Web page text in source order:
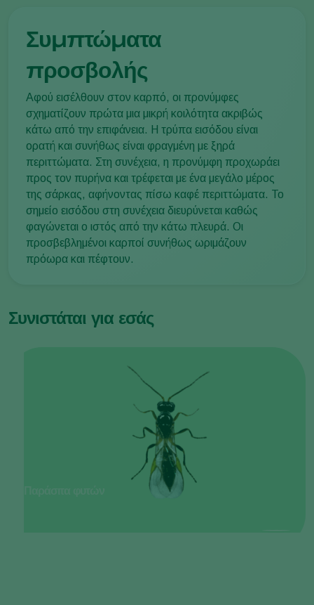
Συμπτώματα
προσβολής
Αφού εισέλθουν στον καρπό, οι προνύμφες
σχηματίζουν πρώτα μια μικρή κοιλότητα ακριβώς
κάτω από την επιφάνεια. Η τρύπα εισόδου είναι
ορατή και συνήθως είναι φραγμένη με ξηρά
περιττώματα. Στη συνέχεια, η προνύμφη προχωράει
προς τον πυρήνα και τρέφεται με ένα μεγάλο μέρος
της σάρκας, αφήνοντας πίσω καφέ περιττώματα. Το
σημείο εισόδου στη συνέχεια διευρύνεται καθώς
φαγώνεται ο ιστός από την κάτω πλευρά. Οι
προσβεβλημένοι καρποί συνήθως ωριμάζουν
πρόωρα και πέφτουν.
Συνιστάται για εσάς